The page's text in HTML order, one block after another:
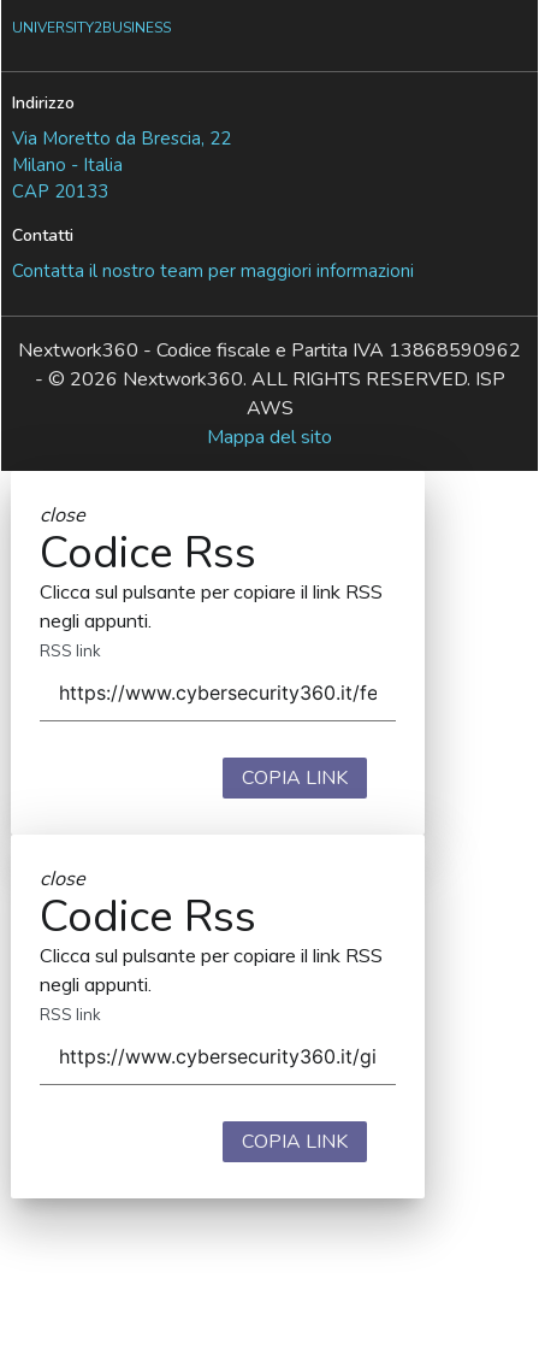
UNIVERSITY2BUSINESS
Indirizzo
Via Moretto da Brescia, 22
Milano - Italia
CAP 20133
Contatti
Contatta il nostro team per maggiori informazioni
Nextwork360 - Codice fiscale e Partita IVA 13868590962
- © 2026 Nextwork360. ALL RIGHTS RESERVED. ISP
AWS
Mappa del sito
close
Codice Rss
Clicca sul pulsante per copiare il link RSS
negli appunti.
RSS link
COPIA LINK
close
Codice Rss
Clicca sul pulsante per copiare il link RSS
negli appunti.
RSS link
COPIA LINK